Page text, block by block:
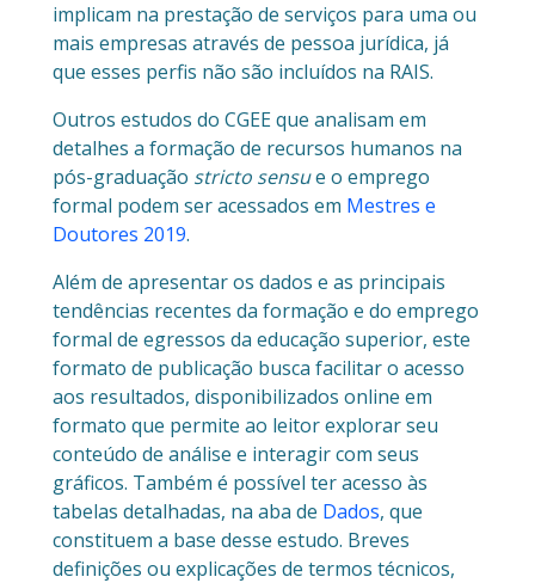
implicam na prestação de serviços para uma ou
mais empresas através de pessoa jurídica, já
que esses perfis não são incluídos na RAIS.
Outros estudos do CGEE que analisam em
detalhes a formação de recursos humanos na
pós-graduação stricto sensue o emprego
formal podem ser acessados em Mestres e
Doutores 2019.
Além de apresentar os dados e as principais
tendências recentes da formação e do emprego
formal de egressos da educação superior, este
formato de publicação busca facilitar o acesso
aos resultados, disponibilizados online em
formato que permite ao leitor explorar seu
conteúdo de análise e interagir com seus
gráficos. Também é possível ter acesso às
tabelas detalhadas, na aba de Dados, que
constituem a base desse estudo. Breves
definições ou explicações de termos técnicos,